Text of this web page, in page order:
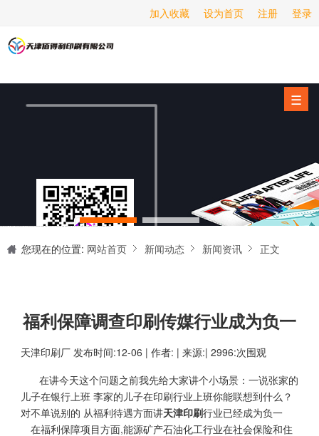
登录
注册
设为首页
加入收藏
☰
海报印刷
服务项目
新闻动态
关于我们
联系我们
您现在的位置: 网站首页 新闻动态 新闻资讯 正文
福利保障调查印刷传媒行业成为负一
天津印刷厂 发布时间:12-06 | 作者: | 来源:| 2996:次围观
在讲今天这个问题之前我先给大家讲个小场景：一说张家的
儿子在银行上班 李家的儿子在印刷行业上班你能联想到什么？
对不单说别的 从福利待遇方面讲天津印刷行业已经成为负一
在福利保障项目方面,能源矿产石油化工行业在社会保险和住